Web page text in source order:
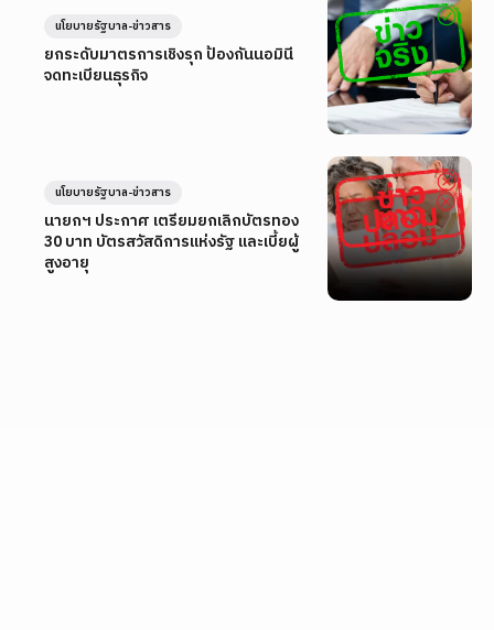
ยกระดับมาตรการเชิงรุก ป้องกันนอมินี
จดทะเบียนธุรกิจ
นโยบายรัฐบาล-ข่าวสาร
นายกฯ ประกาศ เตรียมยกเลิกบัตรทอง
30 บาท บัตรสวัสดิการแห่งรัฐ และเบี้ยผู้
สูงอายุ
นโยบายรัฐบาล-ข่าวสาร